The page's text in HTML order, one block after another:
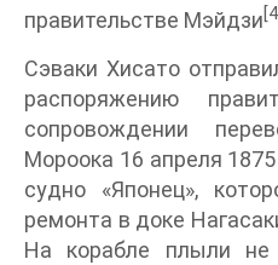
правительстве Мэйдзи
Сэваки Хисато
распоряжению
сопровождении
Мороока 16 апреля
судно «Японец»,
ремонта в доке
На корабле плыли